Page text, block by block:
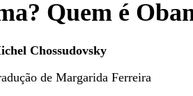
Quem é
Chossudovsky
de Margarida Ferreira